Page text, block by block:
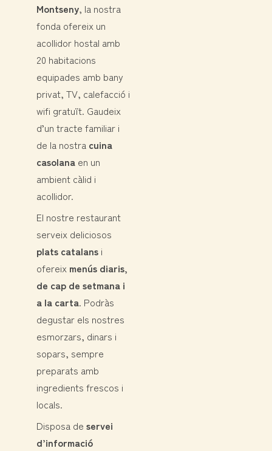
Montseny, la nostra
fonda ofereix un
acollidor hostal amb
20 habitacions
equipades amb bany
privat, TV, calefacció i
wifi gratuït. Gaudeix
d’un tracte familiar i
de la nostra cuina
casolana en un
ambient càlid i
acollidor.
El nostre restaurant
serveix deliciosos
plats catalans i
ofereix menús diaris,
de cap de setmana i
a la carta. Podràs
degustar els nostres
esmorzars, dinars i
sopars, sempre
preparats amb
ingredients frescos i
locals.
Disposa de servei
d’informació